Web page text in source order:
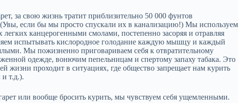
за свою жизнь тратит приблизительно 50 000 фунтов
если бы мы просто спускали их в канализацию!) Мы используем
легких канцерогенными смолами, постепенно засоряя и отравляя
испытывать кислородное голодание каждую мышцу и каждый
Мы пожизненно приговариваем себя к отвратительному
одежде, вонючим пепельницам и спертому запаху табака. Это
жизни проходит в ситуациях, где общество запрещает нам курить
т.д.).
или вообще бросить курить, мы чувствуем себя ущемленными.